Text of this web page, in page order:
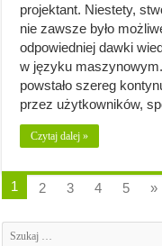
projektant. Niestety,
nie zawsze było
odpowiedniej dawki
w języku
powstało szereg
przez użytkowników,
Czytaj dalej »
1 2 3 4 5 »